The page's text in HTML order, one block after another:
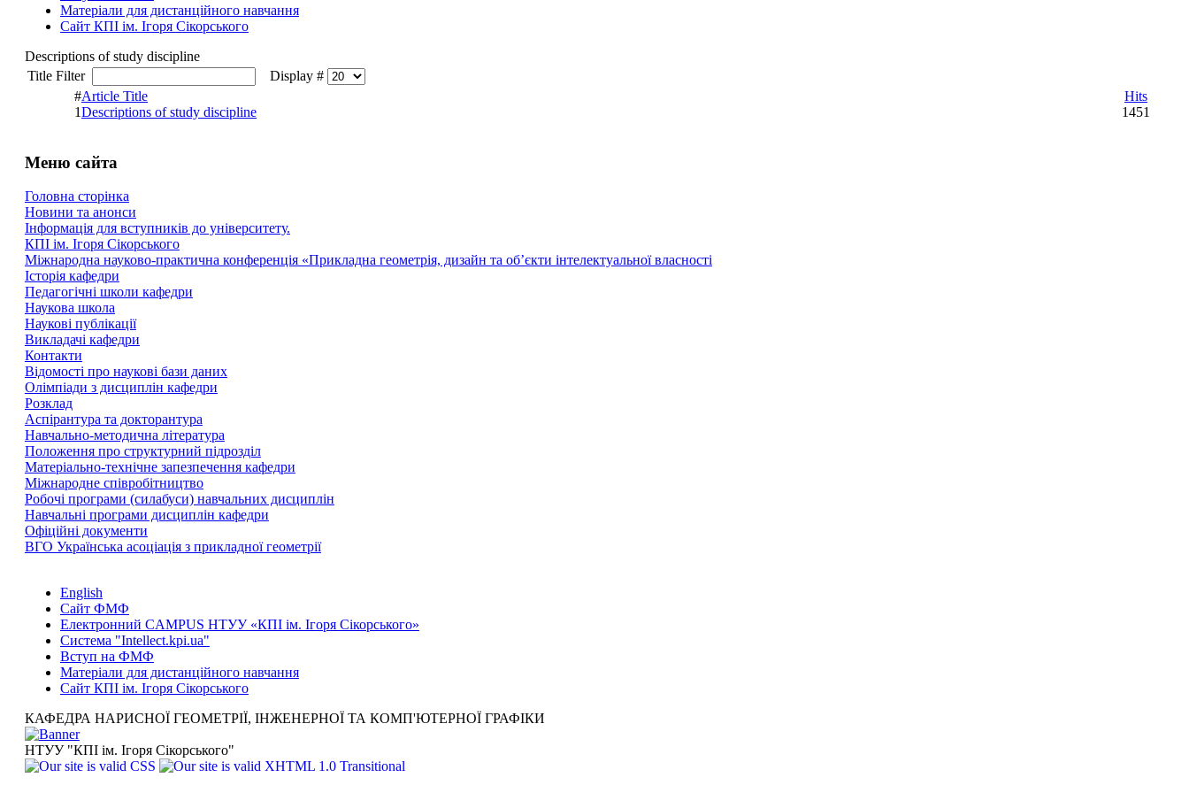
Матеріали для дистанційного навчання
Сайт КПІ ім. Ігоря Сікорського
Descriptions of study discipline
Title Filter
Display #
#Article Title
Hits
1Descriptions of study discipline 1451
Меню сайта
Головна сторінка
Новини та анонси
Інформація для вступників до університету.
КПІ ім. Ігоря Сікорського
Міжнародна науково-практична конференція «Прикладна геометрія, дизайн та об’єкти інтелектуальної власності
Історія кафедри
Педагогічні школи кафедри
Наукова школа
Наукові публікації
Викладачі кафедри
Контакти
Відомості про наукові бази даних
Олімпіади з дисциплін кафедри
Розклад
Аспірантура та докторантура
Навчально-методична література
Положення про структурний підрозділ
Матеріально-технічне запезпечення кафедри
Міжнародне співробітництво
Робочі програми (силабуси) навчальних дисциплін
Навчальні програми дисциплін кафедри
Офіційні документи
ВГО Українська асоціація з прикладної геометрії
English
Сайт ФМФ
Електронний CAMPUS НТУУ «КПІ ім. Ігоря Сікорського»
Система "Intellect.kpi.ua"
Вступ на ФМФ
Матеріали для дистанційного навчання
Сайт КПІ ім. Ігоря Сікорського
КАФЕДРА НАРИСНОЇ ГЕОМЕТРІЇ, ІНЖЕНЕРНОЇ ТА КОМП'ЮТЕРНОЇ ГРАФІКИ
НТУУ "КПІ ім. Ігоря Сікорського"